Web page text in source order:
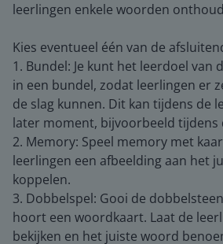
leerlingen enkele woorden
Kies eventueel één van de
1. Bundel: Je kunt het leerdoel van
in een bundel, zodat leerlingen er
de slag kunnen. Dit kan tijdens de
later moment, bijvoorbeeld tijdens
2. Memory: Speel memory met
leerlingen een afbeelding aan het
koppelen.
3. Dobbelspel: Gooi de
hoort een woordkaart. Laat de
bekijken en het juiste woord